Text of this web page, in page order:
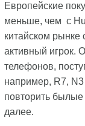
Европейские
меньше, чем с
китайском
активный игрок.
телефонов,
например, R7,
повторить
далее.